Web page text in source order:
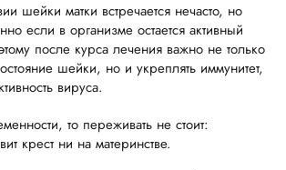
шейки матки встречается нечасто, но
если в организме остается активный
после курса лечения важно не только
шейки, но и укреплять иммунитет,
вируса.
то переживать не стоит:
крест ни на материнстве.